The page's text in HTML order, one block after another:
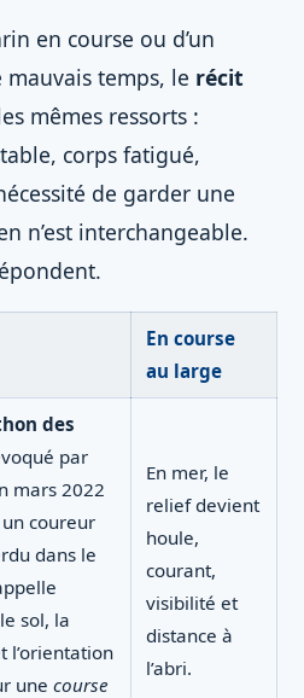
en course ou d’un
temps, le récit
mêmes ressorts :
corps fatigué,
de garder une
n’est interchangeable.
En course
au large
des
par
mars 2022
coureur
dans le
sol, la
l’orientation
une course
En mer, le
relief devient
houle,
courant,
visibilité et
distance à
l’abri.